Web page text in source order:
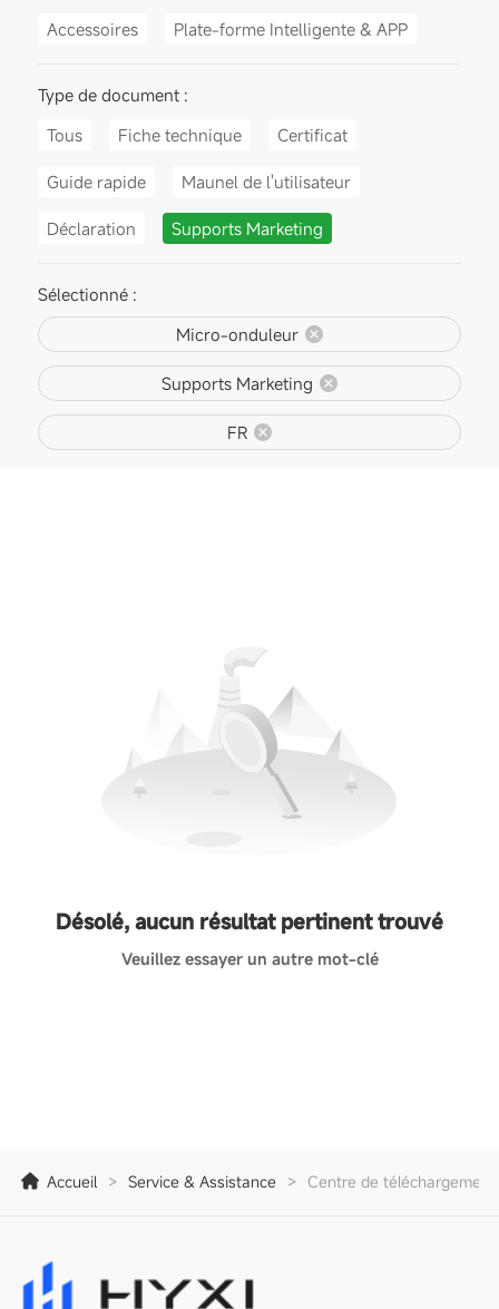
Accessoires Plate-forme Intelligente & APP
Type de document :
Tous
Fiche technique Certificat
Guide rapide Maunel de l'utilisateur
Déclaration Supports Marketing
Sélectionné :
Micro-onduleur
Supports Marketing
FR
Désolé, aucun résultat pertinent trouvé
Veuillez essayer un autre mot-clé
Accueil > Service & Assistance > Centre de téléchargement